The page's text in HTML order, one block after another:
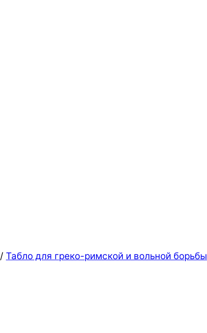
/ Табло для греко-римской и вольной борьбы